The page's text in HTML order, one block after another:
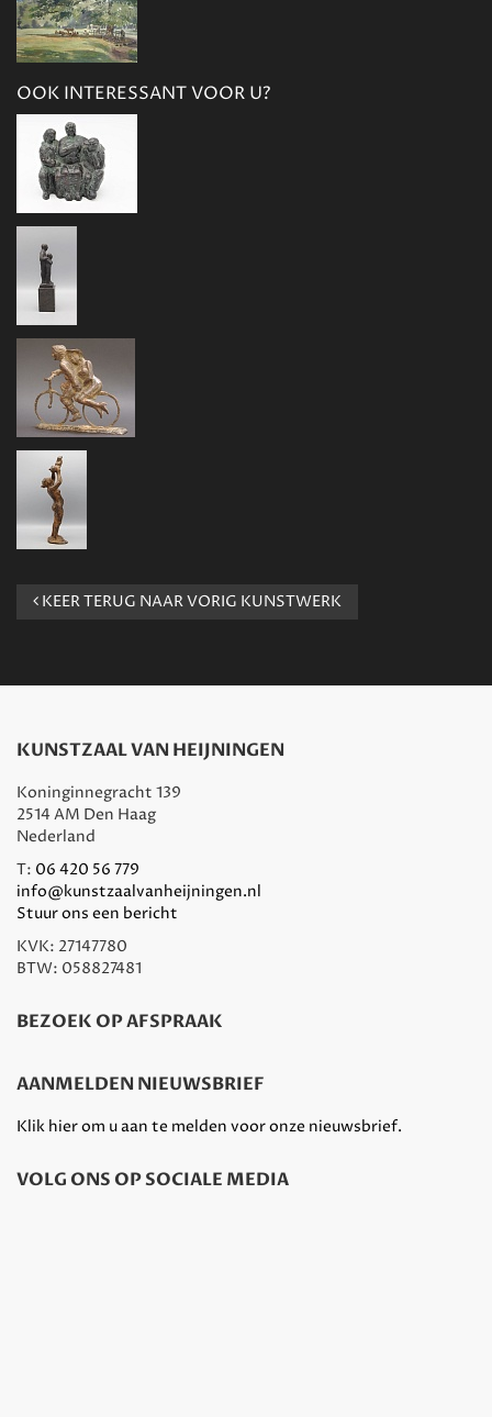
OOK INTERESSANT VOOR U?
KEER TERUG NAAR VORIG KUNSTWERK
KUNSTZAAL VAN HEIJNINGEN
Koninginnegracht 139
2514 AM Den Haag
Nederland
T: 06 420 56 779
info@kunstzaalvanheijningen.nl
Stuur ons een bericht
KVK: 27147780
BTW: 058827481
BEZOEK OP AFSPRAAK
AANMELDEN NIEUWSBRIEF
Klik hier om u aan te melden voor onze nieuwsbrief.
VOLG ONS OP SOCIALE MEDIA